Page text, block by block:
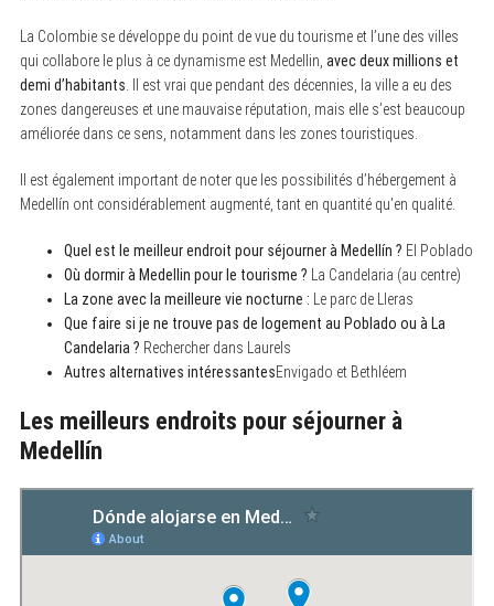
La Colombie se développe du point de vue du tourisme et l’une des villes
qui collabore le plus à ce dynamisme est Medellin, avec deux millions et
demi d’habitants . Il est vrai que pendant des décennies, la ville a eu des
zones dangereuses et une mauvaise réputation, mais elle s’est beaucoup
améliorée dans ce sens, notamment dans les zones touristiques.
Il est également important de noter que les possibilités d’hébergement à
Medellín ont considérablement augmenté, tant en quantité qu’en qualité.
Quel est le meilleur endroit pour séjourner à Medellín ? El Poblado
Où dormir à Medellin pour le tourisme ? La Candelaria (au centre)
La zone avec la meilleure vie nocturne : Le parc de Lleras
Que faire si je ne trouve pas de logement au Poblado ou à La
Candelaria ? Rechercher dans Laurels
Autres alternatives intéressantesEnvigado et Bethléem
Les meilleurs endroits pour séjourner à
Medellín